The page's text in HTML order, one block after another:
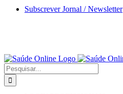
Skip
Subscrever Jornal / Newsletter
Pesquisar